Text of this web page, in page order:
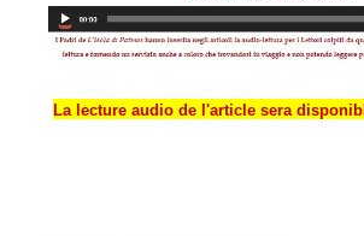
La lecture audio de l'article sera